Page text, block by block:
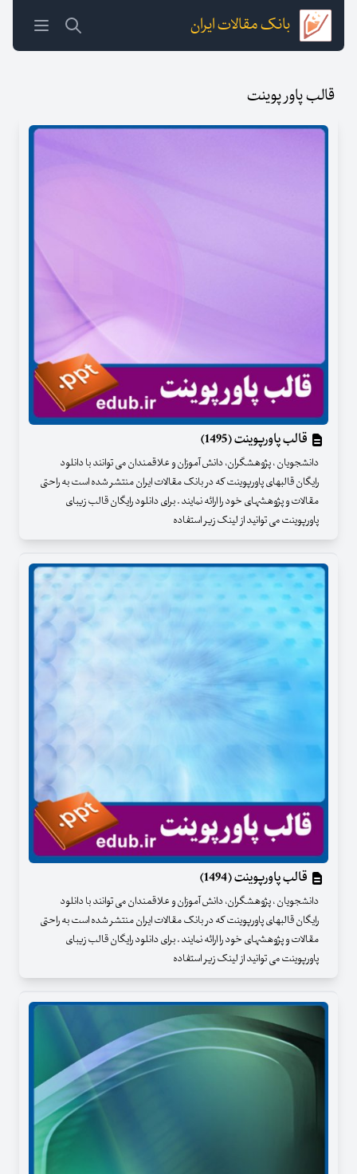
بانک مقالات ایران
قالب پاور پوینت
قالب پاورپوینت (1495)
دانشجویان ، پژوهشگران، دانش آموزان و علاقمندان می توانند با دانلود
رایگان قالبهای پاورپوینت که در بانک مقالات ایران منتشر شده است به راحتی
مقالات و پژوهشهای خود را ارائه نمایند . برای دانلود رایگان قالب زیبای
پاورپوینت می توانید از لینک زیر استفاده
قالب پاورپوینت (1494)
دانشجویان ، پژوهشگران، دانش آموزان و علاقمندان می توانند با دانلود
رایگان قالبهای پاورپوینت که در بانک مقالات ایران منتشر شده است به راحتی
مقالات و پژوهشهای خود را ارائه نمایند . برای دانلود رایگان قالب زیبای
پاورپوینت می توانید از لینک زیر استفاده